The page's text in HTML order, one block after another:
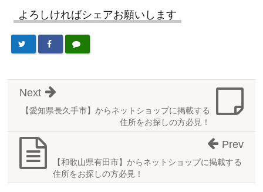
よろしければシェアお願いします
【愛知県長久手市】からネットショップに掲載する
住所をお探しの方必見！
Next
【和歌山県有田市】からネットショップに掲載する
住所をお探しの方必見！
Prev